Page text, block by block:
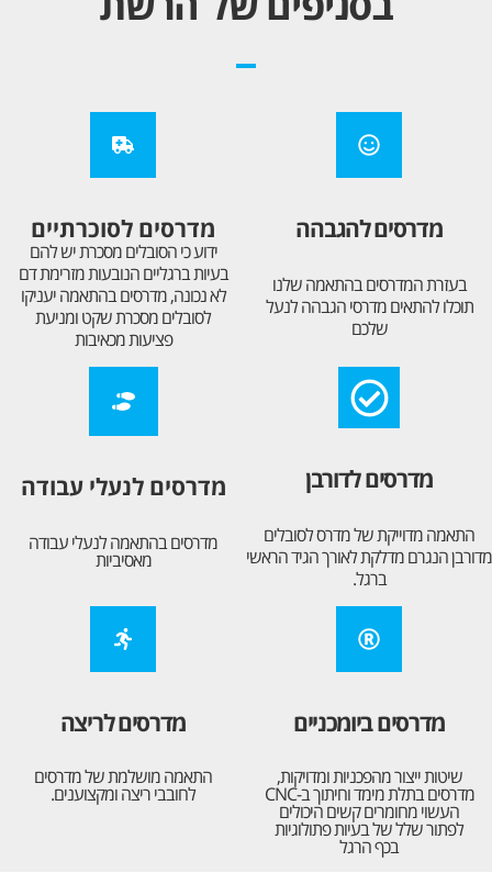
מדרסים להגבהה
בעזרת המדרסים בהתאמה שלנו
תוכלו להתאים מדרסי הגבהה לנעל
שלכם
מדרסים לסוכרתיים
ידוע כי הסובלים מסכרת יש להם
בעיות ברגליים הנובעות מזרימת דם
לא נכונה, מדרסים בהתאמה יעניקו
לסובלים מסכרת שקט ומניעת
פציעות מכאיבות
מדרסים לדורבן
התאמה מדוייקת של מדרס לסובלים
מדורבן הנגרם מדלקת לאורך הגיד הראשי
ברגל.
מדרסים לנעלי עבודה
מדרסים בהתאמה לנעלי עבודה
מאסיביות
מדרסים ביומכניים
שיטות ייצור מהפכניות ומדויקות,
מדרסים בתלת מימד וחיתוך ב-CNC
העשוי מחומרים קשים היכולים
לפתור שלל של בעיות פתולוגיות
בכף הרגל
מדרסים לריצה
התאמה מושלמת של מדרסים
לחובבי ריצה ומקצוענים.